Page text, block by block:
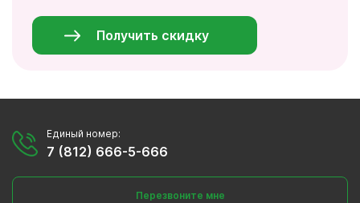
Получить скидку
Единый номер:
7 (812) 666-5-666
Перезвоните мне